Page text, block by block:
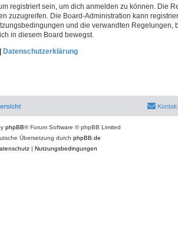
registriert sein, um dich anmelden zu können. Die
zuzugreifen. Die Board-Administration kann
und die verwandten
in diesem Board bewegst.
Datenschutzerklärung
phpBB® Forum Software © phpBB Limited
Übersetzung durch phpBB.de
| Nutzungsbedingungen